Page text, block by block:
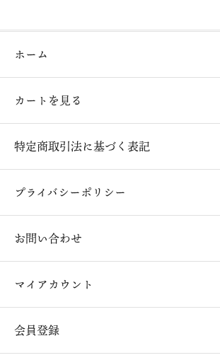
ホーム
カートを見る
特定商取引法に基づく表記
プライバシーポリシー
お問い合わせ
マイアカウント
会員登録